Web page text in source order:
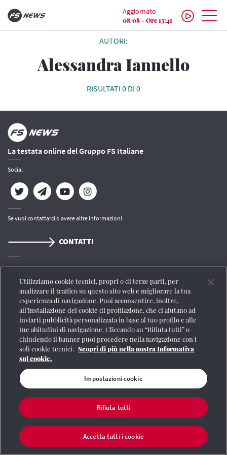
Aggiornato
08/08 - Ore 13:41
AUTORI:
Alessandra Iannello
RISULTATI 0 DI 0
La testata online del Gruppo FS Italiane
Social
Se vuoi contattarci o avere altre informazioni
CONTATTI
Registrazione Tribunale di Roma n° 204/2009 |Aut. SIAE 1312/I/1382-Lic.
Società Consortile Fonografici 577/08
© Gruppo FS Italiane 2020
Mappa del
Termini e condizioni | Credits Protezione dei dati personali
Iva 06359501001
|Informativa cookie Impostazioni cookie
Utilizziamo cookie tecnici, propri o di terze parti, per
analizzare il traffico su questo sito web e migliorare la tua
esperienza di navigazione. Puoi acconsentire, inoltre,
all’installazione dei cookie di profilazione, che ci aiutano ad
inviarti pubblicità personalizzata in base al tuo profilo e alle
tue abitudini di navigazione. Cliccando su “Rifiuta tutti” o
chiudendo il banner puoi procedere nella navigazione con i
soli cookie tecnici. Scopri di più nella nostra Informativa
sui cookie.
Impostazioni cookie
Rifiuta tutti
Accetta tutti i cookie